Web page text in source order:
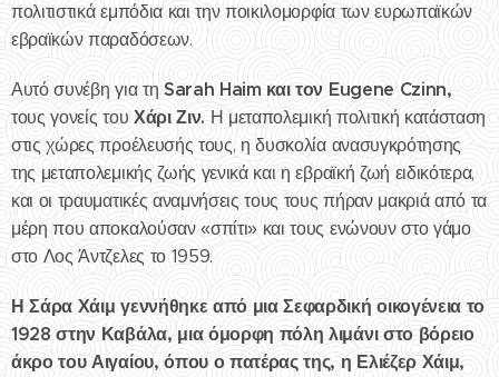
πολιτιστικά εμπόδια και την ποικιλομορφία των ευρωπαϊκών
εβραϊκών παραδόσεων.
Αυτό συνέβη για τη Sarah Haim και τον Eugene Czinn,
τους γονείς του Χάρι Ζιν. Η μεταπολεμική πολιτική κατάσταση
στις χώρες προέλευσής τους, η δυσκολία ανασυγκρότησης
της μεταπολεμικής ζωής γενικά και η εβραϊκή ζωή ειδικότερα,
και οι τραυματικές αναμνήσεις τους τους πήραν μακριά από τα
μέρη που αποκαλούσαν «σπίτι» και τους ενώνουν στο γάμο
στο Λος Άντζελες το 1959.
Η Σάρα Χάιμ γεννήθηκε από μια Σεφαρδική οικογένεια το
1928 στην Καβάλα, μια όμορφη πόλη λιμάνι στο βόρειο
άκρο του Αιγαίου, όπου ο πατέρας της, η Ελιέζερ Χάιμ,